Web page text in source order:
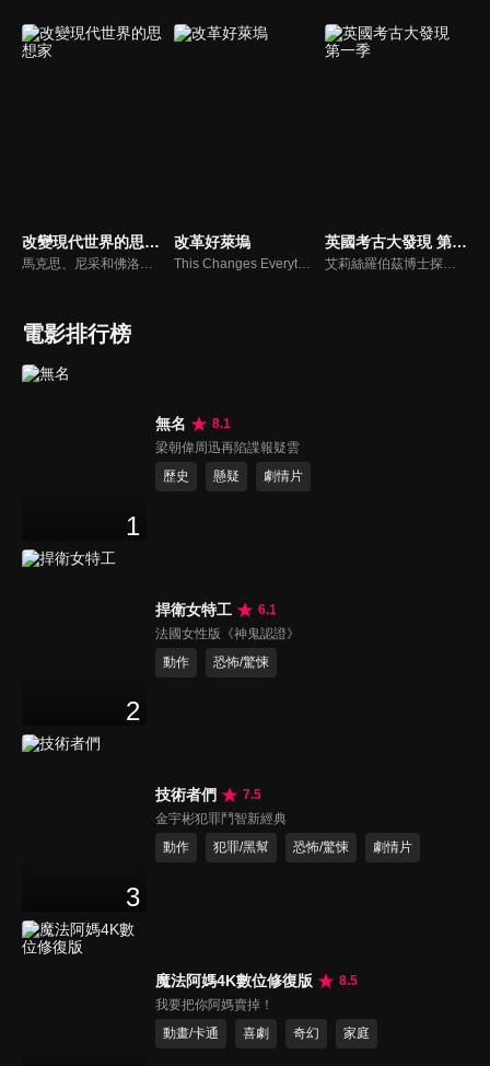
改變現代世界的思想家 改革好萊塢
This Changes Everything
英國考古大發現 第一季
電影排行榜
1
無名
8.1
梁朝偉周迅再陷諜報疑雲
歷史
懸疑 劇情片
2
捍衛女特工
6.1
法國女性版《神鬼認證》
動作
恐怖/驚悚
3
技術者們
7.5
金宇彬犯罪鬥智新經典
動作
犯罪/黑幫 恐怖/驚悚 劇情片
魔法阿媽4K數位修復版
8.5
我要把你阿媽賣掉！
動畫/卡通
喜劇 奇幻 家庭